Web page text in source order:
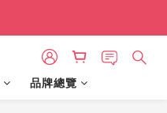
品牌總覽